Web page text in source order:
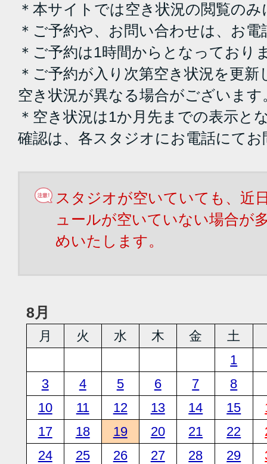
＊本サイトでは空き状況の閲覧の
＊ご予約や、お問い合わせは、お
＊ご予約は1時間からとなっており
＊ご予約が入り次第空き状況を更
空き状況が異なる場合がございます
＊空き状況は1か月先までの表示と
確認は、各スタジオにお電話にて
スタジオが空いていても、近
ュールが空いていない場合が
めいたします。
8月
月 火 水 木 金 土
1
3
4 5 6 7
8
10
11 12 13 14 15
17
18 19 20 21 22
24
25 26 27 28 29